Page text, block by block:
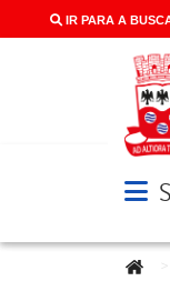
IR PARA A
Você